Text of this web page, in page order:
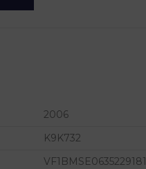
2006
K9K732
VF1BMSE0635229181